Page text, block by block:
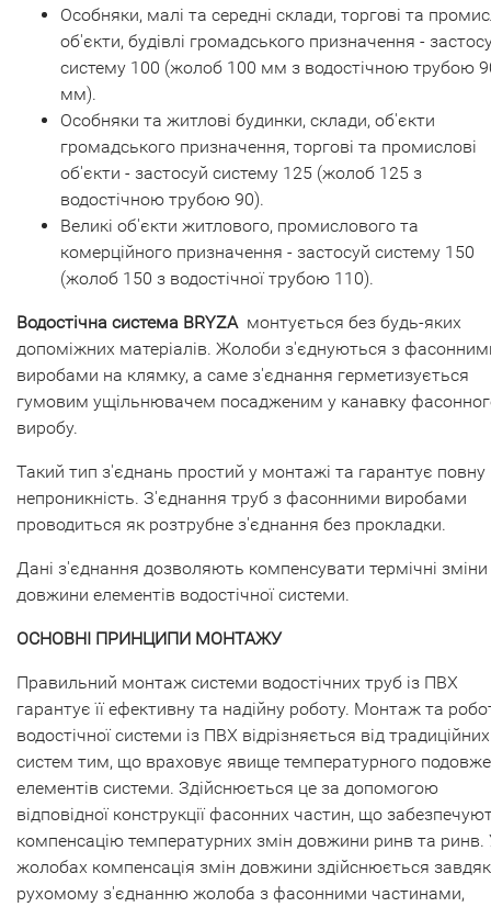
Особняки, малі та середні склади, торгові та
об'єкти, будівлі громадського призначення -
систему 100 (жолоб 100 мм з водостічною трубою
мм).
Особняки та житлові будинки, склади, об'єкти
громадського призначення, торгові та промислові
об'єкти - застосуй систему 125 (жолоб 125 з
водостічною трубою 90).
Великі об'єкти житлового, промислового та
комерційного призначення - застосуй систему 150
(жолоб 150 з водостічної трубою 110).
Водостічна система BRYZA монтується без будь-яких
допоміжних матеріалів. Жолоби з'єднуються з
виробами на клямку, а саме з'єднання герметизується
гумовим ущільнювачем посадженим у канавку
виробу.
Такий тип з'єднань простий у монтажі та гарантує повну
непроникність. З'єднання труб з фасонними виробами
проводиться як розтрубне з'єднання без прокладки.
Дані з'єднання дозволяють компенсувати термічні зміни
довжини елементів водостічної системи.
ОСНОВНІ ПРИНЦИПИ МОНТАЖУ
Правильний монтаж системи водостічних труб із ПВХ
гарантує її ефективну та надійну роботу. Монтаж та
водостічної системи із ПВХ відрізняється від традиційних
систем тим, що враховує явище температурного
елементів системи. Здійснюється це за допомогою
відповідної конструкції фасонних частин, що
компенсацію температурних змін довжини ринв та ринв.
жолобах компенсація змін довжини здійснюється
рухомому з'єднанню жолоба з фасонними частинами,